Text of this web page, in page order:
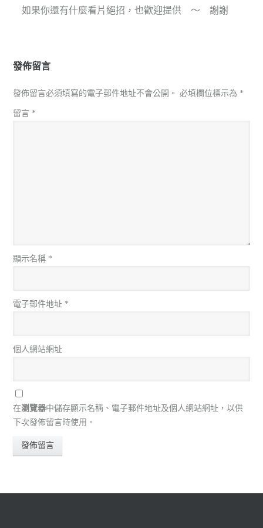
如果你還有什麼看片絕招，也歡迎提供 ～ 謝謝
發佈留言
發佈留言必須填寫的電子郵件地址不會公開。 必填欄位標示為 *
留言 *
顯示名稱 *
電子郵件地址 *
個人網站網址
在瀏覽器中儲存顯示名稱、電子郵件地址及個人網站網址，以供
下次發佈留言時使用。